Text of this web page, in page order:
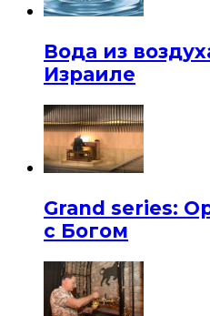
Вода из
Израиле
Grand series:
с Богом